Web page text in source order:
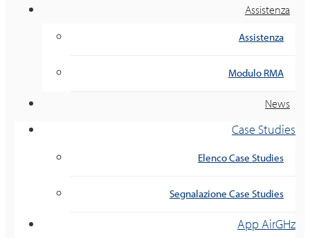
Assistenza
Assistenza
Modulo RMA
News
Case Studies
Elenco Case Studies
Segnalazione Case Studies
App AirGHz